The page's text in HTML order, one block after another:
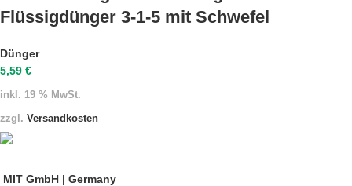
Flüssigdünger 3-1-5 mit Schwefel
Dünger
5,59 €
inkl. 19 % MwSt.
zzgl. Versandkosten
MIT GmbH | Germany